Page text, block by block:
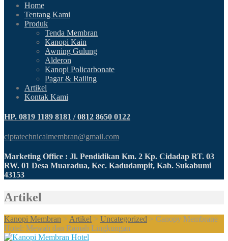
Home
Tentang Kami
Produk
Tenda Membran
Kanopi Kain
Awning Gulung
Alderon
Kanopi Policarbonate
Pagar & Railing
Artikel
Kontak Kami
HP. 0819 1189 8181 / 0812 8650 0122
ciptatechnicalmembran@gmail.com
Marketing Office : Jl. Pendidikan Km. 2 Kp. Cidadap RT. 03
RW. 01 Desa Muaradua, Kec. Kadudampit, Kab. Sukabumi
43153
Artikel
Kanopi Membran > Artikel > Uncategorized > Canopy Membrane
Hotel: Mewah dan Ramah Lingkungan